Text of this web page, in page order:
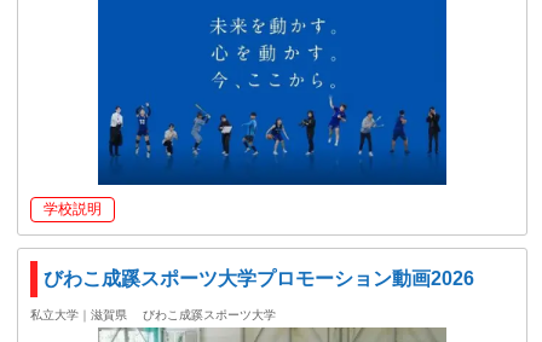
学校説明
びわこ成蹊スポーツ大学プロモーション動画2026
私立大学｜滋賀県 びわこ成蹊スポーツ大学